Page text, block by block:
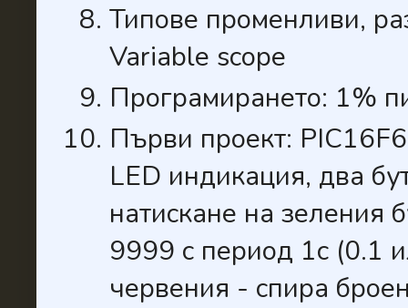
Типове променливи,
Variable scope
Програмирането: 1%
Първи проект:
LED индикация, два
натискане на зеления
9999 с период 1с (0.1
червения - спира